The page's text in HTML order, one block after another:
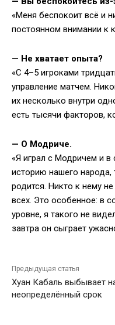
«Меня беспокоит всё и
постоянном внимании к
— Не хватает опыта?
«С 4–5 игроками
управление матчем.
их несколько внутри
есть тысячи факторов,
— О Модриче.
«Я играл с Модричем и в
историю нашего народа,
родится. Никто к нему
всех. Это особенное: в
уровне, я такого не
завтра он сыграет
Предыдущая статья
Хуан Кабаль выбывает
неопределённый срок